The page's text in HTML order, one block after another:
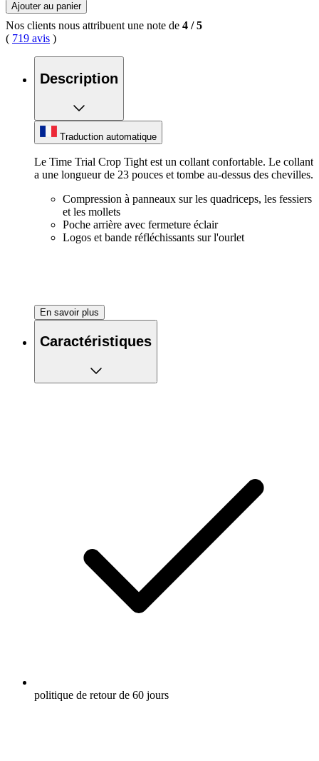
Ajouter au panier
Nos clients nous attribuent une note de 4 /5
( 719 avis )
Description
Traduction automatique
Le Time Trial Crop Tight est un collant confortable. Le collant
a une longueur de 23 pouces et tombe au-dessus des chevilles.
Compression à panneaux sur les quadriceps, les fessiers
et les mollets
Poche arrière avec fermeture éclair
Logos et bande réfléchissants sur l'ourlet
En savoir plus
Caractéristiques
politique de retour de 60 jours